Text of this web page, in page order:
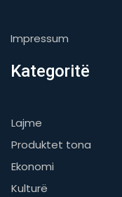
Impressum
Kategoritë
Lajme
Produktet tona
Ekonomi
Kulturë